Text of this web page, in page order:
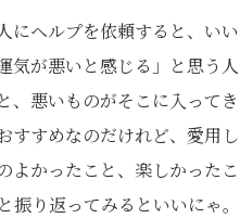
にヘルプを依頼すると、いい
気が悪いと感じる」と思う人
、悪いものがそこに入ってき
すすめなのだけれど、愛用し
よかったこと、楽しかったこ
り返ってみるといいにゃ。